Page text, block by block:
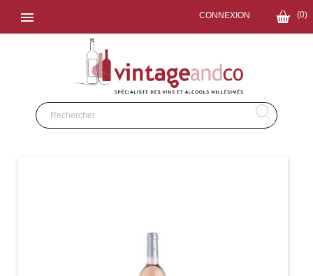
 (0)
CONNEXION